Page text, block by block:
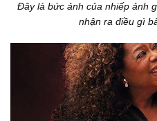
Đây là bức ảnh của nhiếp ảnh
nhận ra điều gì